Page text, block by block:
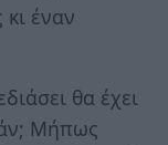
έναν
θα έχει
Μήπως